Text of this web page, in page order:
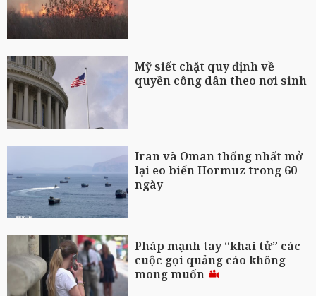
Mỹ siết chặt quy định về
quyền công dân theo nơi sinh
Iran và Oman thống nhất mở
lại eo biển Hormuz trong 60
ngày
Pháp mạnh tay “khai tử” các
cuộc gọi quảng cáo không
mong muốn